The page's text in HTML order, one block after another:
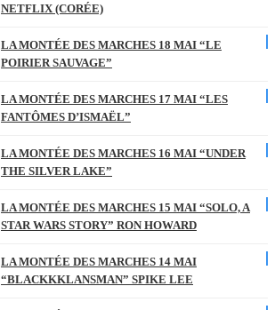
NETFLIX (CORÉE)
LA MONTÉE DES MARCHES 18 MAI “LE
POIRIER SAUVAGE”
LA MONTÉE DES MARCHES 17 MAI “LES
FANTÔMES D’ISMAËL”
LA MONTÉE DES MARCHES 16 MAI “UNDER
THE SILVER LAKE”
LA MONTÉE DES MARCHES 15 MAI “SOLO, A
STAR WARS STORY” RON HOWARD
LA MONTÉE DES MARCHES 14 MAI
“BLACKKKLANSMAN” SPIKE LEE